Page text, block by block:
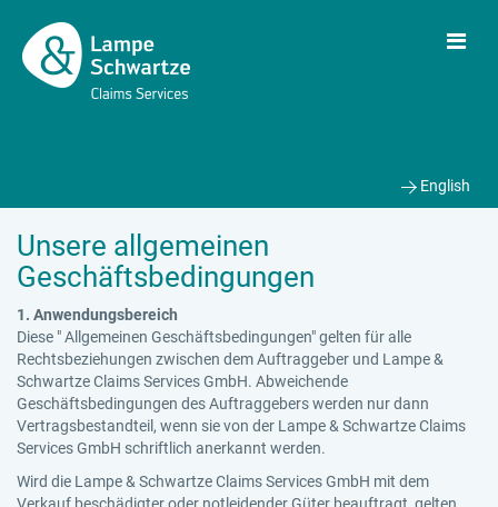
English
Unsere allgemeinen
Geschäftsbedingungen
1. Anwendungsbereich
Diese " Allgemeinen Geschäftsbedingungen" gelten für alle
Rechtsbeziehungen zwischen dem Auftraggeber und Lampe &
Schwartze Claims Services GmbH. Abweichende
Geschäftsbedingungen des Auftraggebers werden nur dann
Vertragsbestandteil, wenn sie von der Lampe & Schwartze Claims
Services GmbH schriftlich anerkannt werden.
Wird die Lampe & Schwartze Claims Services GmbH mit dem